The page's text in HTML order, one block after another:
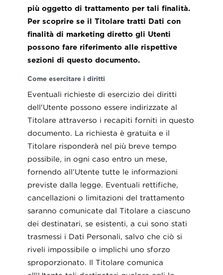
più oggetto di trattamento per tali finalità.
Per scoprire se il Titolare tratti Dati con
finalità di marketing diretto gli Utenti
possono fare riferimento alle rispettive
sezioni di questo documento.
Come esercitare i diritti
Eventuali richieste di esercizio dei diritti
dell'Utente possono essere indirizzate al
Titolare attraverso i recapiti forniti in questo
documento. La richiesta è gratuita e il
Titolare risponderà nel più breve tempo
possibile, in ogni caso entro un mese,
fornendo all’Utente tutte le informazioni
previste dalla legge. Eventuali rettifiche,
cancellazioni o limitazioni del trattamento
saranno comunicate dal Titolare a ciascuno
dei destinatari, se esistenti, a cui sono stati
trasmessi i Dati Personali, salvo che ciò si
riveli impossibile o implichi uno sforzo
sproporzionato. Il Titolare comunica